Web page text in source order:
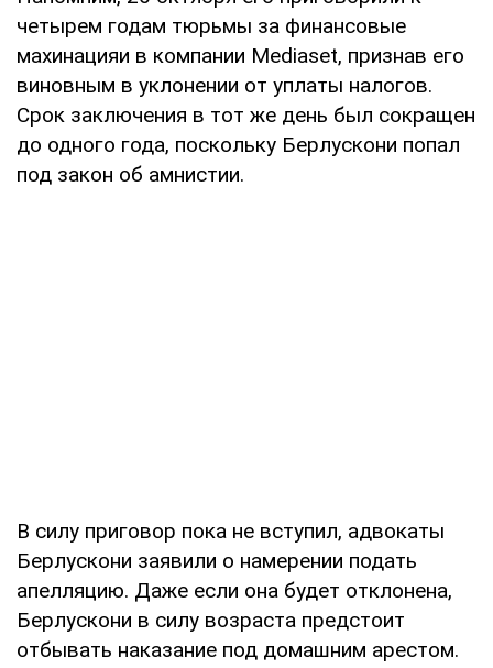
четырем годам тюрьмы за финансовые
махинацияи в компании Mediaset, признав его
виновным в уклонении от уплаты налогов.
Срок заключения в тот же день был сокращен
до одного года, поскольку Берлускони попал
под закон об амнистии.
В силу приговор пока не вступил, адвокаты
Берлускони заявили о намерении подать
апелляцию. Даже если она будет отклонена,
Берлускони в силу возраста предстоит
отбывать наказание под домашним арестом.